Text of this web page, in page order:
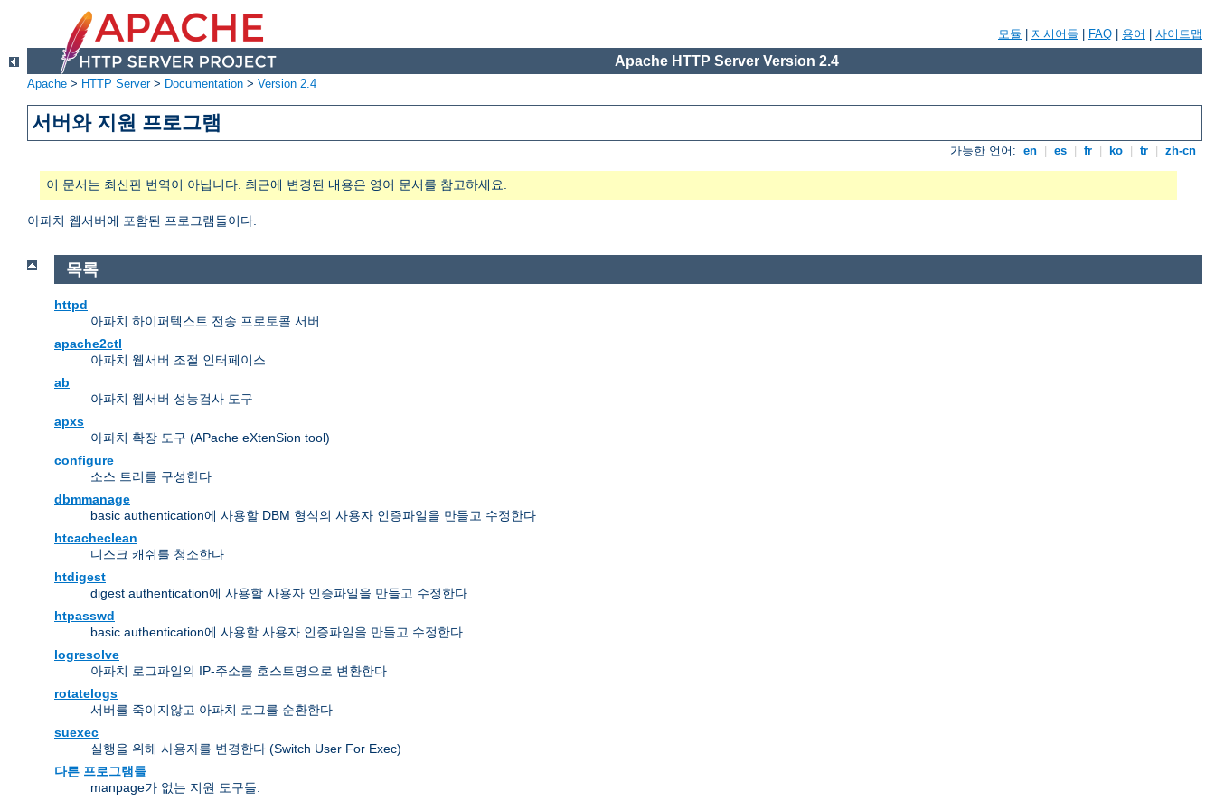
모듈 지시어들 FAQ 용어 사이트맵
Apache HTTP Server Version 2.4
Apache > HTTP Server> Documentation > Version 2.4
서버와 지원 프로그램
가능한 언어: en es fr ko tr zh-cn
이 문서는 최신판 번역이 아닙니다. 최근에 변경된 내용은 영어 문서를 참고하세요.
아파치 웹서버에 포함된 프로그램들이다.
목록
httpd
아파치 하이퍼텍스트 전송 프로토콜 서버
apache2ctl
아파치 웹서버 조절 인터페이스
ab
아파치 웹서버 성능검사 도구
apxs
아파치 확장 도구 (APache eXtenSion tool)
configure
소스 트리를 구성한다
dbmmanage
basic authentication에 사용할 DBM 형식의 사용자 인증파일을 만들고 수정한다
htcacheclean
디스크 캐쉬를 청소한다
htdigest
digest authentication에 사용할 사용자 인증파일을 만들고 수정한다
htpasswd
basic authentication에 사용할 사용자 인증파일을 만들고 수정한다
logresolve
아파치 로그파일의 IP-주소를 호스트명으로 변환한다
rotatelogs
서버를 죽이지않고 아파치 로그를 순환한다
suexec
실행을 위해 사용자를 변경한다 (Switch User For Exec)
다른 프로그램들
manpage가 없는 지원 도구들.